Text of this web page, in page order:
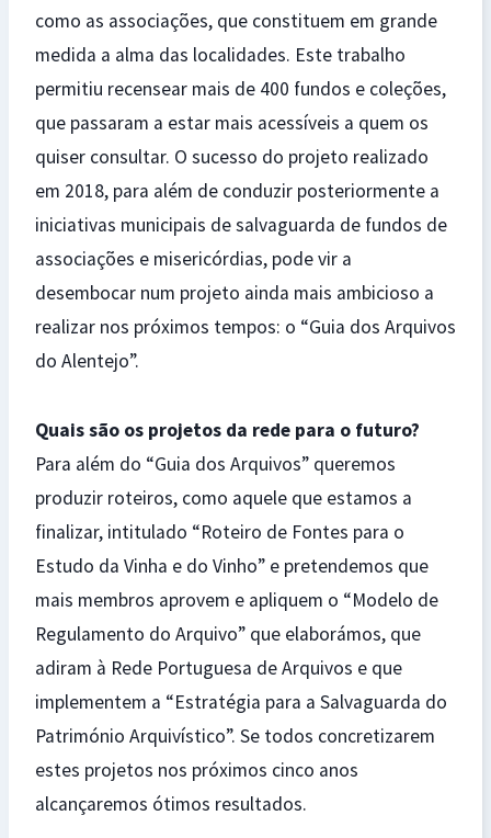
como as associações, que constituem em grande
medida a alma das localidades. Este trabalho
permitiu recensear mais de 400 fundos e coleções,
que passaram a estar mais acessíveis a quem os
quiser consultar. O sucesso do projeto realizado
em 2018, para além de conduzir posteriormente a
iniciativas municipais de salvaguarda de fundos de
associações e misericórdias, pode vir a
desembocar num projeto ainda mais ambicioso a
realizar nos próximos tempos: o “Guia dos Arquivos
do Alentejo”.
Quais são os projetos da rede para o futuro?
Para além do “Guia dos Arquivos” queremos
produzir roteiros, como aquele que estamos a
finalizar, intitulado “Roteiro de Fontes para o
Estudo da Vinha e do Vinho” e pretendemos que
mais membros aprovem e apliquem o “Modelo de
Regulamento do Arquivo” que elaborámos, que
adiram à Rede Portuguesa de Arquivos e que
implementem a “Estratégia para a Salvaguarda do
Património Arquivístico”. Se todos concretizarem
estes projetos nos próximos cinco anos
alcançaremos ótimos resultados.